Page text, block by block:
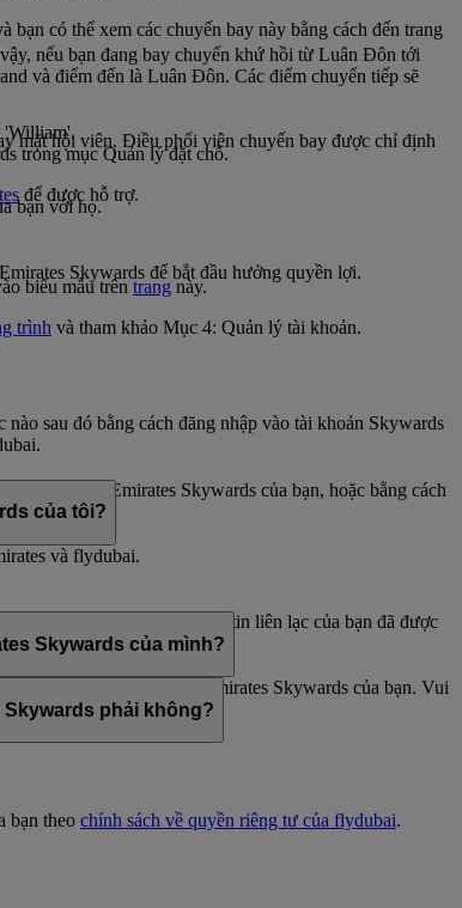
có thể xem các chuyến bay này bằng cách đến trang
'William'.
trong mục Quản lý đặt chỗ.
để được hỗ trợ.
nếu bạn đang bay chuyến khứ hồi từ Luân Đôn tới
và điểm đến là Luân Đôn. Các điểm chuyển tiếp sẽ
mặt hội viên. Điều phối viên chuyến bay được chỉ định
biểu mẫu trên trang này.
trình và tham khảo Mục 4: Quản lý tài khoản.
bạn với họ.
Skywards để bắt đầu hưởng quyền lợi.
sau đó bằng cách đăng nhập vào tài khoản Skywards
tài khoản Emirates Skywards của bạn, hoặc bằng cách
của tôi?
và flydubai.
flydubai. Tùy chọn thông tin liên lạc của bạn đã được
Skywards của mình?
với tên trên tài khoản Emirates Skywards của bạn. Vui
phải không?
bạn theo chính sách về quyền riêng tư của flydubai.